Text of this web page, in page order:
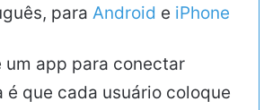
para Android e iPhone
um app para conectar
é que cada usuário coloque